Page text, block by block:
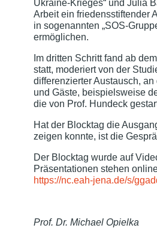
Ukraine-Krieges“ und Julia
Arbeit ein friedensstiftender
in sogenannten „SOS-
ermöglichen.
Im dritten Schritt fand ab
statt, moderiert von der
differenzierter Austausch,
und Gäste, beispielsweise
die von Prof. Hundeck
Hat der Blocktag die
zeigen konnte, ist die
Der Blocktag wurde auf
Präsentationen stehen
https://nc.eah-jena.de/s/
Prof. Dr. Michael Opielka